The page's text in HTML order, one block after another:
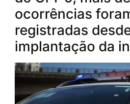
ocorrências
registradas
implantação da